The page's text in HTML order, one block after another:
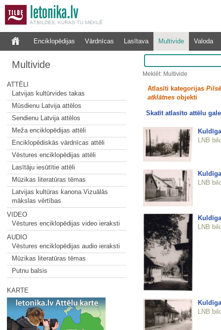
Enciklopēdijas Vārdnīcas Lasītava Multivide Valoda
Multivide
ATTĒLI
Latvijas kultūrvides takas
Mūsdienu Latvija attēlos
Sendienu Latvija attēlos
Meža enciklopēdijas attēli
Enciklopēdiskās vārdnīcas attēli
Vēstures enciklopēdijas attēli
Lasītāju iesūtītie attēli
Mūzikas literatūras tēmas
Latvijas kultūras kanona Vizuālās
mākslas vērtības
VIDEO
Vēstures enciklopēdijas video ieraksti
AUDIO
Vēstures enciklopēdijas audio ieraksti
Mūzikas literatūras tēmas
Putnu balsis
KARTE
Meklēt: Multivide
Atlasīti kategorijas
atklātnesobjekti
Skatīt atlasīto attēlu
LNB
LNB
LNB
LNB